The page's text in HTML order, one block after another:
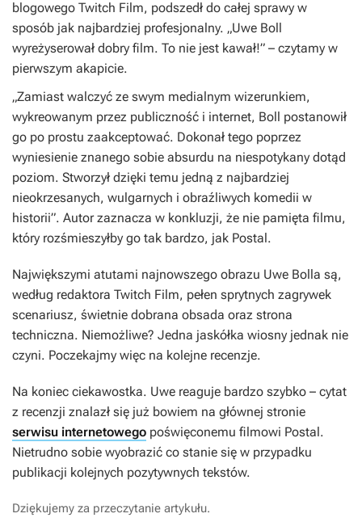
blogowego Twitch Film, podszedł do całej sprawy w
sposób jak najbardziej profesjonalny. „Uwe Boll
wyreżyserował dobry film. To nie jest kawał!” – czytamy w
pierwszym akapicie.
„Zamiast walczyć ze swym medialnym wizerunkiem,
wykreowanym przez publiczność i internet, Boll postanowił
go po prostu zaakceptować. Dokonał tego poprzez
wyniesienie znanego sobie absurdu na niespotykany dotąd
poziom. Stworzył dzięki temu jedną z najbardziej
nieokrzesanych, wulgarnych i obraźliwych komedii w
historii”. Autor zaznacza w konkluzji, że nie pamięta filmu,
który rozśmieszyłby go tak bardzo, jak Postal.
Największymi atutami najnowszego obrazu Uwe Bolla są,
według redaktora Twitch Film, pełen sprytnych zagrywek
scenariusz, świetnie dobrana obsada oraz strona
techniczna. Niemożliwe? Jedna jaskółka wiosny jednak nie
czyni. Poczekajmy więc na kolejne recenzje.
Na koniec ciekawostka. Uwe reaguje bardzo szybko – cytat
z recenzji znalazł się już bowiem na głównej stronie
serwisu internetowego poświęconemu filmowi Postal.
Nietrudno sobie wyobrazić co stanie się w przypadku
publikacji kolejnych pozytywnych tekstów.
Dziękujemy za przeczytanie artykułu.